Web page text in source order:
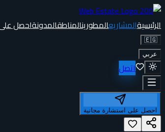
الرئيسيةالمشاريعالمطورينالمناطقالمدونةاحصل
🇪🇬
عربي
اتصل
احصل على استشارة مجانية